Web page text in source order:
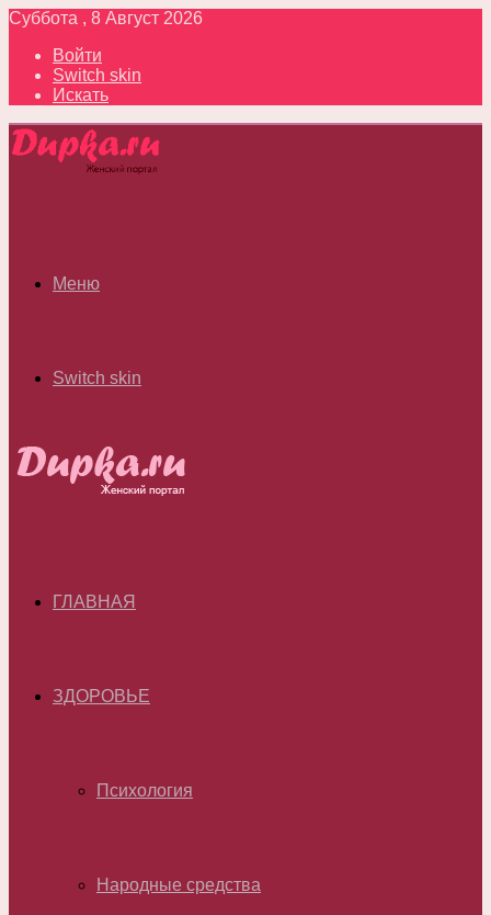
Суббота , 8 Август 2026
Войти
Switch skin
Искать
Меню
Switch skin
ГЛАВНАЯ
ЗДОРОВЬЕ
Психология
Народные средства